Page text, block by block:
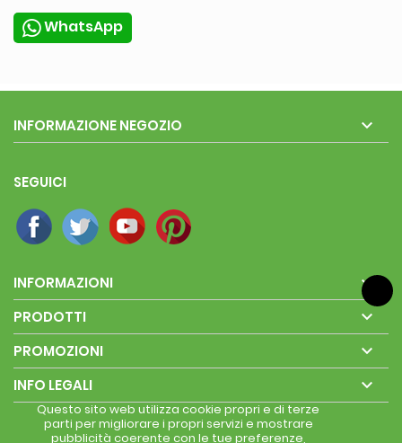
WhatsApp
INFORMAZIONE NEGOZIO 
SEGUICI
INFORMAZIONI 
PRODOTTI 
PROMOZIONI 
INFO LEGALI 
Questo sito web utilizza cookie propri e di terze
parti per migliorare i propri servizi e mostrare
pubblicità coerente con le tue preferenze,